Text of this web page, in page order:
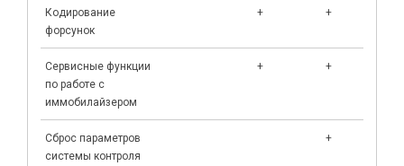
Кодирование
форсунок
+ +
Сервисные функции
по работе с
иммобилайзером
+ +
Сброс параметров
системы контроля
+